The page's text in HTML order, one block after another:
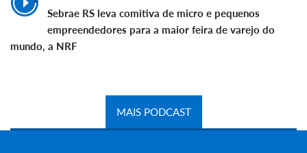
Sebrae RS leva comitiva de micro e pequenos
empreendedores para a maior feira de varejo do
mundo, a NRF
MAIS PODCAST